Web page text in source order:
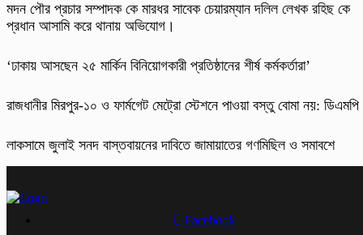
মদন পৌর প্রচার সম্পাদক কে মারধর সাবেক চেয়ারম্যান দলিল লেখক রহিছ কে
প্রধান আসামি করে থানায় অভিযোগ।
‘ঢাকায় আসছেন ২৫ মার্কিন বিনিয়োগকারী প্রতিষ্ঠানের শীর্ষ কর্মকর্তারা’
রাজধানীর মিরপুর-১০ ও ফার্মগেট মেট্রো স্টেশনে পাওয়া বস্তু বোমা নয়: ডিএমপি
লাকসামে জুলাই সনদ বাস্তবায়নের দাবিতে জামায়াতের গণমিছিল ও সমাবশে
Facebook